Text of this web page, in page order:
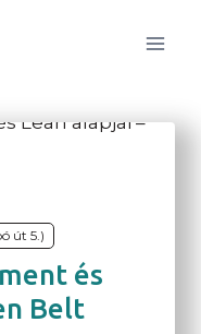
út 5.)
és
Belt